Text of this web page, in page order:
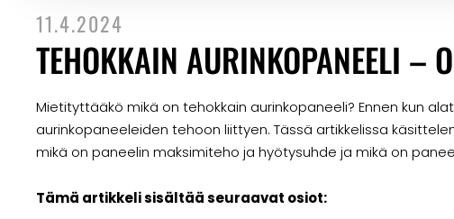
11.4.2024
TEHOKKAIN AURINKOPANEELI –
Mietityttääkö mikä on tehokkain aurinkopaneeli? Ennen kun
aurinkopaneeleiden tehoon liittyen. Tässä artikkelissa
mikä on paneelin maksimiteho ja hyötysuhde ja mikä on
Tämä artikkeli sisältää seuraavat osiot: